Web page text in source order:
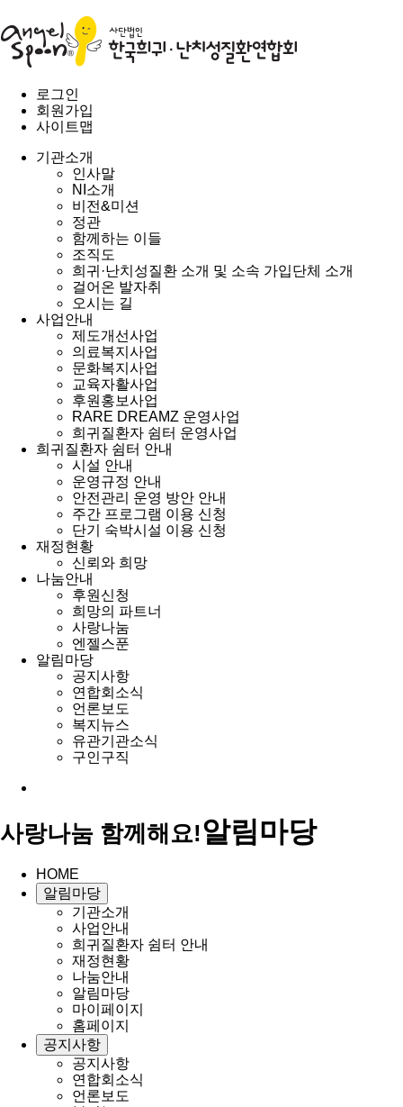
로그인
회원가입
사이트맵
기관소개
인사말
NI소개
비전&미션
정관
함께하는 이들
조직도
희귀·난치성질환 소개 및 소속 가입단체 소개
걸어온 발자취
오시는 길
사업안내
제도개선사업
의료복지사업
문화복지사업
교육자활사업
후원홍보사업
RARE DREAMZ 운영사업
희귀질환자 쉼터 운영사업
희귀질환자 쉼터 안내
시설 안내
운영규정 안내
안전관리 운영 방안 안내
주간 프로그램 이용 신청
단기 숙박시설 이용 신청
재정현황
신뢰와 희망
나눔안내
후원신청
희망의 파트너
사랑나눔
엔젤스푼
알림마당
공지사항
연합회소식
언론보도
복지뉴스
유관기관소식
구인구직
사랑나눔 함께해요!알림마당
HOME
알림마당
기관소개
사업안내
희귀질환자 쉼터 안내
재정현황
나눔안내
알림마당
마이페이지
홈페이지
공지사항
공지사항
연합회소식
언론보도